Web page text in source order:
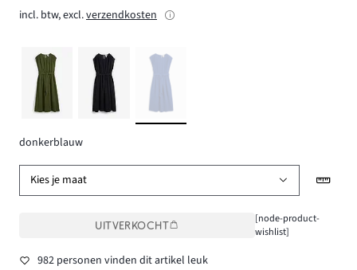
incl. btw, excl.verzendkosten
donkerblauw
Kies je maat
UITVERKOCHT
[node-product-
wishlist]
982 personen vinden dit artikel leuk